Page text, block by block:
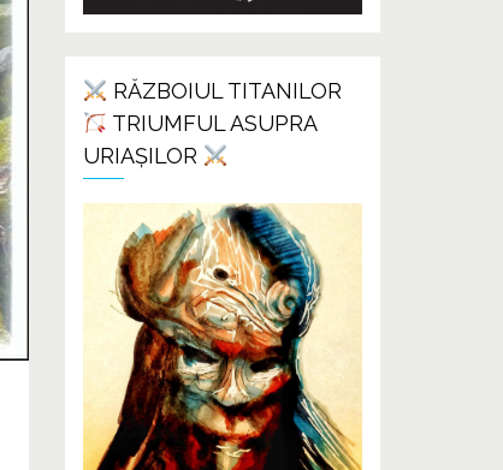
RĂZBOIUL TITANILOR
TRIUMFUL ASUPRA
URIAȘILOR